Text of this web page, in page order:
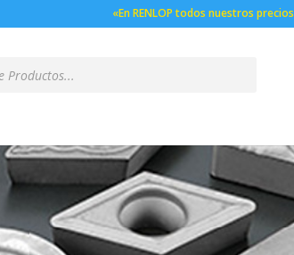
«En RENLOP todos nuestros